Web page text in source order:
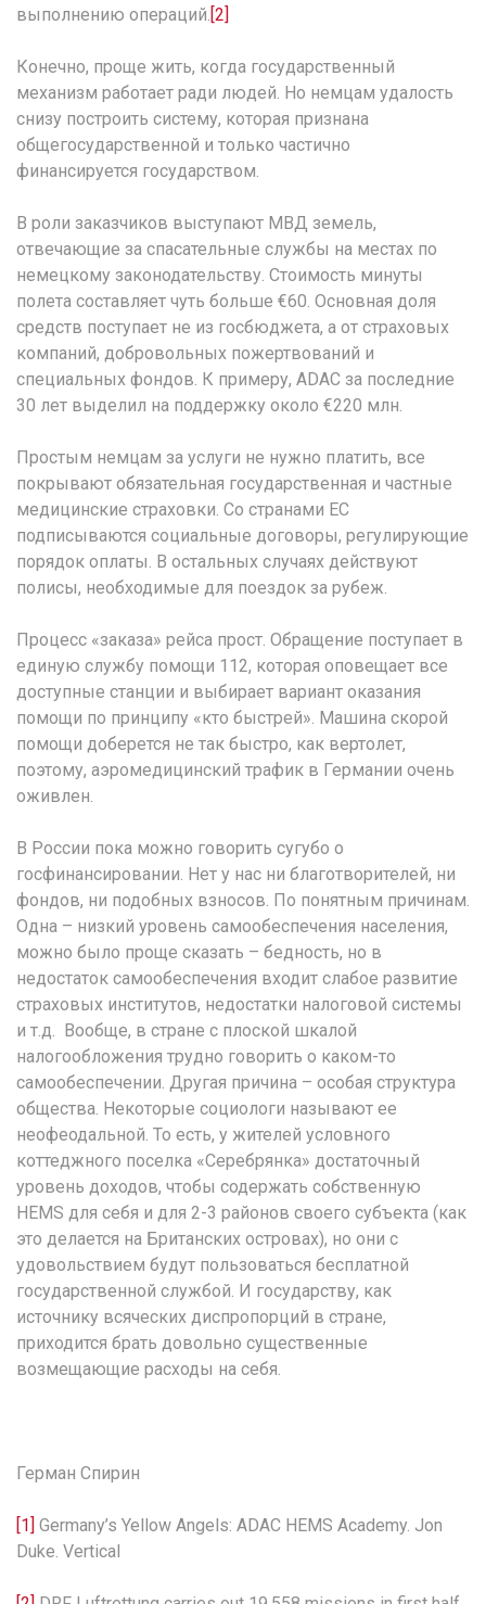
выполнению операций. [2]
Конечно, проще жить, когда государственный
механизм работает ради людей. Но немцам удалость
снизу построить систему, которая признана
общегосударственной и только частично
финансируется государством.
В роли заказчиков выступают МВД земель,
отвечающие за спасательные службы на местах по
немецкому законодательству. Стоимость минуты
полета составляет чуть больше €60. Основная доля
средств поступает не из госбюджета, а от страховых
компаний, добровольных пожертвований и
специальных фондов. К примеру, ADAC за последние
30 лет выделил на поддержку около €220 млн.
Простым немцам за услуги не нужно платить, все
покрывают обязательная государственная и частные
медицинские страховки. Со странами ЕС
подписываются социальные договоры, регулирующие
порядок оплаты. В остальных случаях действуют
полисы, необходимые для поездок за рубеж.
Процесс «заказа» рейса прост. Обращение поступает в
единую службу помощи 112, которая оповещает все
доступные станции и выбирает вариант оказания
помощи по принципу «кто быстрей». Машина скорой
помощи доберется не так быстро, как вертолет,
поэтому, аэромедицинский трафик в Германии очень
оживлен.
В России пока можно говорить сугубо о
госфинансировании. Нет у нас ни благотворителей, ни
фондов, ни подобных взносов. По понятным причинам.
Одна – низкий уровень самообеспечения населения,
можно было проще сказать – бедность, но в
недостаток самообеспечения входит слабое развитие
страховых институтов, недостатки налоговой системы
и т.д. Вообще, в стране с плоской шкалой
налогообложения трудно говорить о каком-то
самообеспечении. Другая причина – особая структура
общества. Некоторые социологи называют ее
неофеодальной. То есть, у жителей условного
коттеджного поселка «Серебрянка» достаточный
уровень доходов, чтобы содержать собственную
HEMS для себя и для 2-3 районов своего субъекта (как
это делается на Британских островах), но они с
удовольствием будут пользоваться бесплатной
государственной службой. И государству, как
источнику всяческих диспропорций в стране,
приходится брать довольно существенные
возмещающие расходы на себя.
Герман Спирин
[1] Germany’s Yellow Angels: ADAC HEMS Academy. Jon
Duke. Vertical